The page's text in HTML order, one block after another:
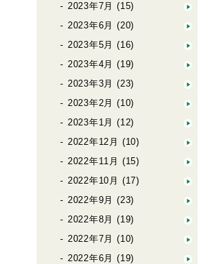
2023年7月 (15)
2023年6月 (20)
2023年5月 (16)
2023年4月 (19)
2023年3月 (23)
2023年2月 (10)
2023年1月 (12)
2022年12月 (10)
2022年11月 (15)
2022年10月 (17)
2022年9月 (23)
2022年8月 (19)
2022年7月 (10)
2022年6月 (19)